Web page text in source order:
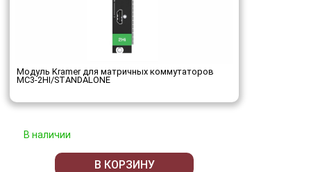
Модуль Kramer для матричных коммутаторов
MC3-2HI/STANDALONE
В наличии
В КОРЗИНУ